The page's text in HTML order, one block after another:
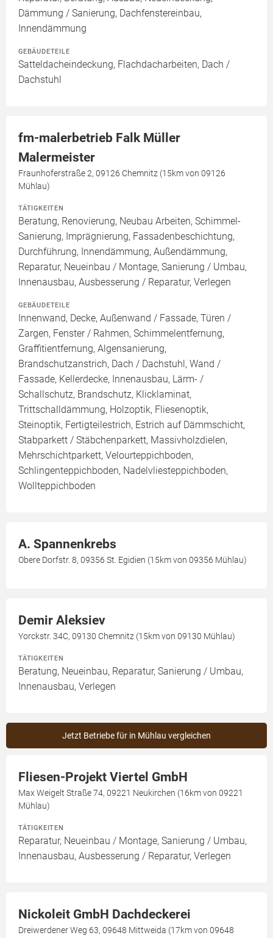
Dämmung / Sanierung, Dachfenstereinbau,
Innendämmung
GEBÄUDETEILE
Satteldacheindeckung, Flachdacharbeiten, Dach /
Dachstuhl
fm-malerbetrieb Falk Müller
Malermeister
Fraunhoferstraße 2, 09126 Chemnitz (15km von 09126
Mühlau)
TÄTIGKEITEN
Beratung, Renovierung, Neubau Arbeiten, Schimmel-
Sanierung, Imprägnierung, Fassadenbeschichtung,
Durchführung, Innendämmung, Außendämmung,
Reparatur, Neueinbau / Montage, Sanierung / Umbau,
Innenausbau, Ausbesserung / Reparatur, Verlegen
GEBÄUDETEILE
Innenwand, Decke, Außenwand / Fassade, Türen /
Zargen, Fenster / Rahmen, Schimmelentfernung,
Graffitientfernung, Algensanierung,
Brandschutzanstrich, Dach / Dachstuhl, Wand /
Fassade, Kellerdecke, Innenausbau, Lärm- /
Schallschutz, Brandschutz, Klicklaminat,
Trittschalldämmung, Holzoptik, Fliesenoptik,
Steinoptik, Fertigteilestrich, Estrich auf Dämmschicht,
Stabparkett / Stäbchenparkett, Massivholzdielen,
Mehrschichtparkett, Velourteppichboden,
Schlingenteppichboden, Nadelvliesteppichboden,
Wollteppichboden
A. Spannenkrebs
Obere Dorfstr. 8, 09356 St. Egidien (15km von 09356 Mühlau)
Demir Aleksiev
Yorckstr. 34C, 09130 Chemnitz (15km von 09130 Mühlau)
TÄTIGKEITEN
Beratung, Neueinbau, Reparatur, Sanierung / Umbau,
Innenausbau, Verlegen
Jetzt Betriebe für in Mühlau vergleichen
Fliesen-Projekt Viertel GmbH
Max Weigelt Straße 74, 09221 Neukirchen (16km von 09221
Mühlau)
TÄTIGKEITEN
Reparatur, Neueinbau / Montage, Sanierung / Umbau,
Innenausbau, Ausbesserung / Reparatur, Verlegen
Nickoleit GmbH Dachdeckerei
Dreiwerdener Weg 63, 09648 Mittweida (17km von 09648